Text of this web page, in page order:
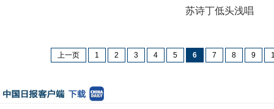
苏诗丁低头浅唱
上一页 1 2 3 4 5 6 7 8 9